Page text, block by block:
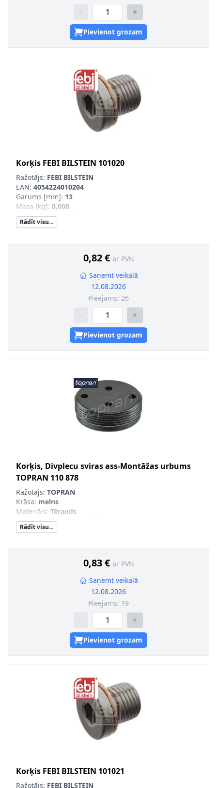
- +
Pievienot grozam
Korķis FEBI BILSTEIN 101020
Ražotājs: FEBI BILSTEIN
EAN: 4054224010204
Garums [mm]: 13
Masa [kg]: 0,008
Materiāls:Tērauds
Uzgriežņu atslēgas izmērs
:6,5
Papildu artikuls/Papildu info 2: ar blīvgredzenu
Skrūves garums zem galvas [mm]:9,5
M10 x 1
Rādīt visu...
0,82 € ar PVN
Saņemt veikalā
12.08.2026
Pieejams: 26
- +
Pievienot grozam
Korķis, Divplecu sviras ass-Montāžas urbums
TOPRAN 110 878
Ražotājs: TOPRAN
Krāsa: melns
Materiāls: Tērauds
Ārējais diametrs [mm]
Virsma:gumijots
Rādīt visu...
0,83 € ar PVN
Saņemt veikalā
12.08.2026
Pieejams: 19
- +
Pievienot grozam
Korķis FEBI BILSTEIN 101021
Ražotājs: FEBI BILSTEIN